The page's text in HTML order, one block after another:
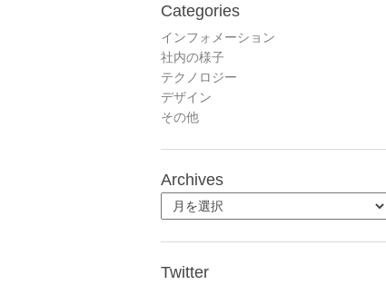
Categories
インフォメーション
社内の様子
テクノロジー
デザイン
その他
Archives
Twitter